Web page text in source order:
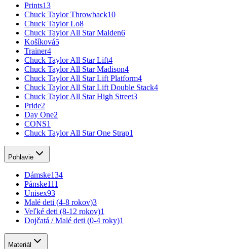
Prints13
Chuck Taylor Throwback10
Chuck Taylor Lo8
Chuck Taylor All Star Malden6
Košíková5
Trainer4
Chuck Taylor All Star Lift4
Chuck Taylor All Star Madison4
Chuck Taylor All Star Lift Platform4
Chuck Taylor All Star Lift Double Stack4
Chuck Taylor All Star High Street3
Pride2
Day One2
CONS1
Chuck Taylor All Star One Strap1
Pohlavie
Dámske134
Pánske111
Unisex93
Malé deti (4-8 rokov)3
Veľké deti (8-12 rokov)1
Dojčatá / Malé deti (0-4 roky)1
Materiál